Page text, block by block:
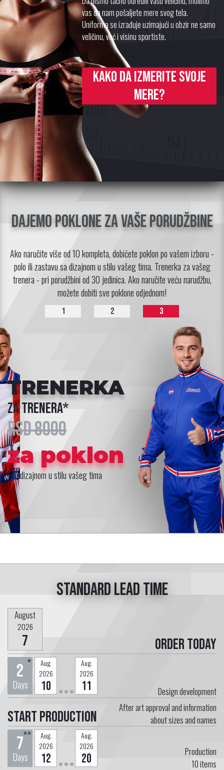
vas da nam pošaljete mere svog tela.
Uniforma se izrađuje uzimajući u obzir ne samo
veličinu, već i visinu sportiste.
Kako da izmerite svoje
mere?
Dajemo poklone za vaše porudžbine
Ako naručite više od 10 kompleta, dobićete poklon po vašem izboru -
polo ili zastavu sa dizajnom u stilu vašeg tima. Trenerka za vašeg
trenera - pri porudžbini od 30 jedinica. Ako naručite veću narudžbu,
možete dobiti sve poklone odjednom!
TRENERKA
za trenera*
RSD 8000
za poklon
*sa dizajnom u stilu vašeg tima
1 2 3
Standard lead time
August
2026
7 Order today
2
Days
*
Aug.
2026
10
Aug.
2026
11 Design development
Start Production
After art approval and information
about sizes and names
7
Days
**
Aug.
2026
12
Aug.
2026
20
Production
10items